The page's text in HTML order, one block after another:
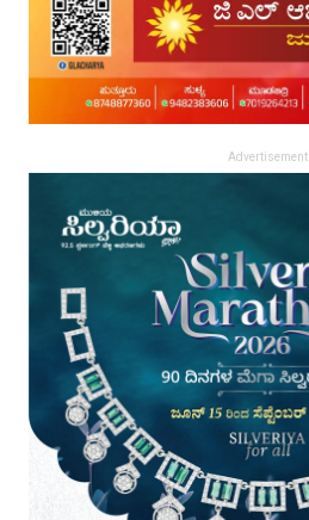
Advertisement